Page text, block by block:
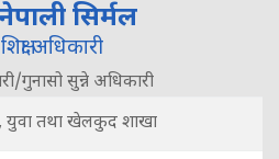
सिर्मल
अधिकारी
गुनासो सुन्ने अधिकारी
युवा तथा खेलकुद शाखा